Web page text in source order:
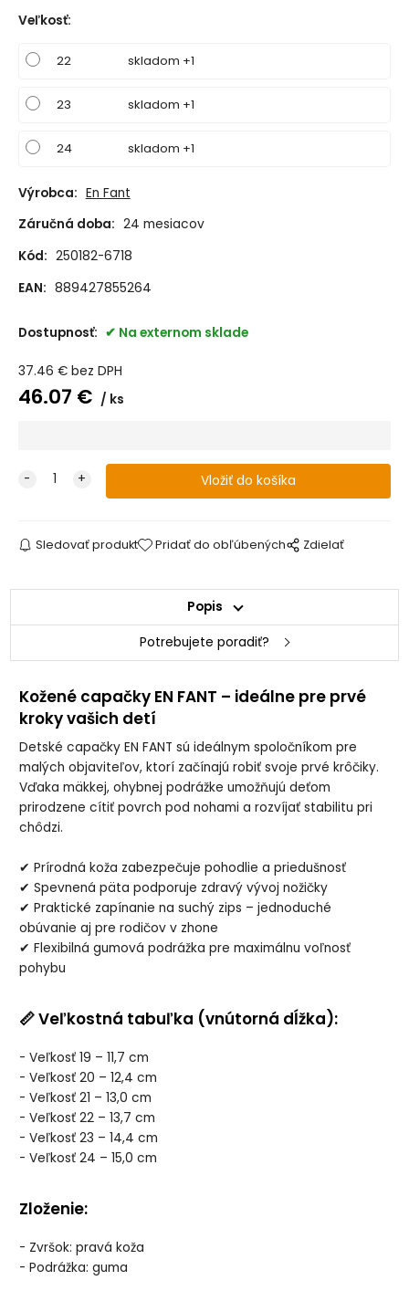
Veľkosť:
22 skladom +1
23 skladom +1
24 skladom +1
Výrobca: En Fant
Záručná doba: 24 mesiacov
Kód: 250182-6718
EAN: 889427855264
Dostupnosť: Na externom sklade
37.46 € bez DPH
46.07 € ks
Sledovať produkt Pridať do obľúbených Zdielať
Popis
Potrebujete poradiť?
Kožené capačky EN FANT – ideálne pre prvé
kroky vašich detí
Detské capačky EN FANT sú ideálnym spoločníkom pre
malých objaviteľov, ktorí začínajú robiť svoje prvé krôčiky.
Vďaka mäkkej, ohybnej podrážke umožňujú deťom
prirodzene cítiť povrch pod nohami a rozvíjať stabilitu pri
chôdzi.
✔ Prírodná koža zabezpečuje pohodlie a priedušnosť
✔ Spevnená päta podporuje zdravý vývoj nožičky
✔ Praktické zapínanie na suchý zips – jednoduché
obúvanie aj pre rodičov v zhone
✔ Flexibilná gumová podrážka pre maximálnu voľnosť
pohybu
📏 Veľkostná tabuľka (vnútorná dĺžka):
- Veľkosť 19 – 11,7 cm
- Veľkosť 20 – 12,4 cm
- Veľkosť 21 – 13,0 cm
- Veľkosť 22 – 13,7 cm
- Veľkosť 23 – 14,4 cm
- Veľkosť 24 – 15,0 cm
Zloženie:
- Zvršok: pravá koža
- Podrážka: guma